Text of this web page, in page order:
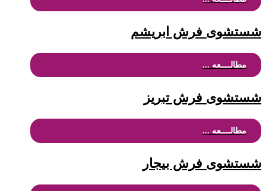
شستشوی فرش ابریشم
مطالــــعه ...
شستشوی فرش تبریز
مطالــــعه ...
شستشوی فرش بیجار